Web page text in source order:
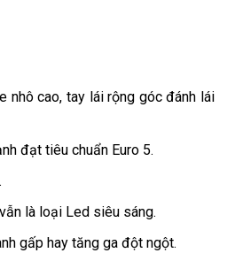
nhô cao, tay lái rộng góc đánh lái
đạt tiêu chuẩn Euro 5.
là loại Led siêu sáng.
gấp hay tăng ga đột ngột.